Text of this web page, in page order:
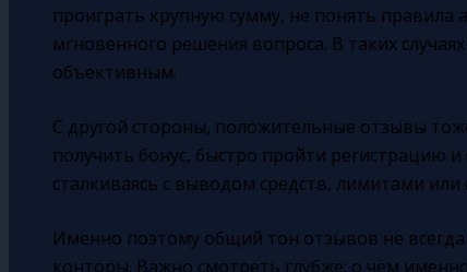
проиграть крупную сумму, не понять
мгновенного решения вопроса. В таких
объективным.
С другой стороны, положительные отзывы
получить бонус, быстро пройти регистрацию
сталкиваясь с выводом средств, лимитами
Именно поэтому общий тон отзывов не
конторы. Важно смотреть глубже: о чём